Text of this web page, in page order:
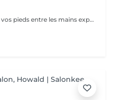
Pédicure Médicale La santé de vos pieds entre les mains expertes de professionnelles. Offrez à vos pieds les meilleurs soins avec notre pédicure médicale, une véritable cure de jouvence. Contrairement à la pédicure esthétique, qui se concentre sur l'apparence, la pédicure médicale traite et prévient les affections telles que les callosités, les durillons et les ongles incarnés. Nos Soins Spécialisés : Bain de Pieds : Apaisant et ramollissant, il prépare vos pieds pour des soins optimaux. Soin des Ongles et Cuticules : Coupe, limage, et traitement des cuticules pour prévenir les infections et les ongles incarnés. Élimination des Callosités : Techniques spécialisées pour une peau lisse et sans douleur. Massage : Améliore la circulation sanguine et soulage les tensions. Masque Hydratant : Nourrit en profondeur pour des pieds doux et souples. Choisir la Pédicure Médicale pour : La Santé de vos Pieds : Traitez les problèmes de santé et prévenez les complications. Confort et Détente : Alliez soin et relaxation pour une expérience agréable. Prévention : Évitez les problèmes futurs et améliorez votre qualité de vie. Expertise Professionnelle : Profitez de soins personnalisés dispensés par des esthéticiennes diplômées. Vos pieds vous remercieront, et vous repartirez avec une sensation de légèreté et de fraîcheur.